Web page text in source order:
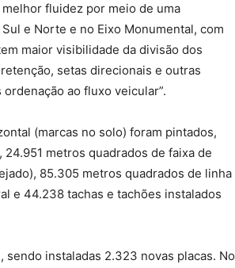
fluidez por meio de uma
e Norte e no Eixo Monumental, com
maior visibilidade da divisão dos
setas direcionais e outras
ao fluxo veicular”.
(marcas no solo) foram pintados,
metros quadrados de faixa de
85.305 metros quadrados de linha
e 44.238 tachas e tachões instalados
instaladas 2.323 novas placas. No